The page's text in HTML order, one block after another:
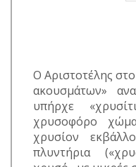
Ο Αριστοτέλης
ακουσμάτων»
υπήρχε
χρυσοφόρο
χρυσίον
πλυντήρια